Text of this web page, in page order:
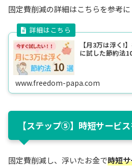
固定費削減の詳細はこちらを参考に
【月3万は浮く!
に試した節約法
www.freedom-papa.com
【ステップ⑤】時短サービ
固定費削減し、浮いたお金で時短